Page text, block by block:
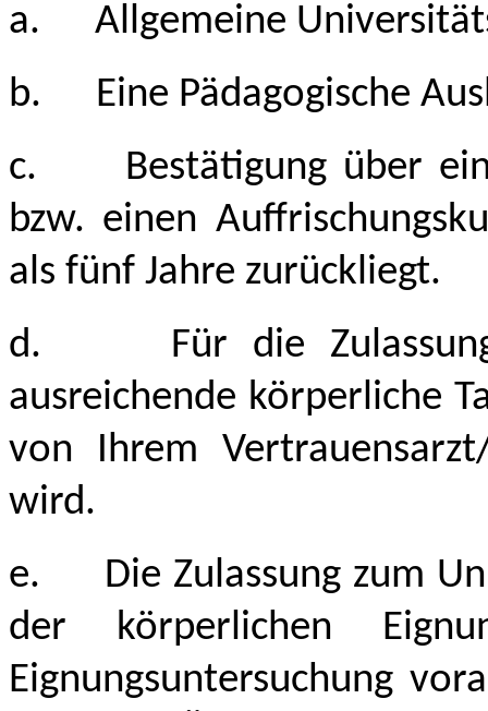
a.
Allgemeine
b.
Eine Pädagogische
c.
Bestätigung über
bzw. einen
als fünf Jahre zurückliegt.
d.
Für die
ausreichende körperliche
von Ihrem
wird.
e.
Die Zulassung zum
der körperlichen
Eignungsuntersuchung